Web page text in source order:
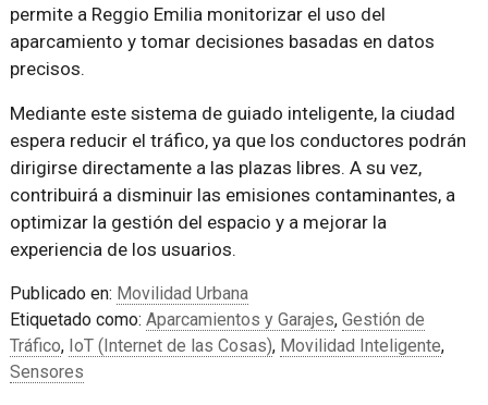
permite a Reggio Emilia monitorizar el uso del
aparcamiento y tomar decisiones basadas en datos
precisos.
Mediante este sistema de guiado inteligente, la ciudad
espera reducir el tráfico, ya que los conductores podrán
dirigirse directamente a las plazas libres. A su vez,
contribuirá a disminuir las emisiones contaminantes, a
optimizar la gestión del espacio y a mejorar la
experiencia de los usuarios.
Publicado en: Movilidad Urbana
Etiquetado como: Aparcamientos y Garajes, Gestión de
Tráfico, IoT (Internet de las Cosas), Movilidad Inteligente,
Sensores